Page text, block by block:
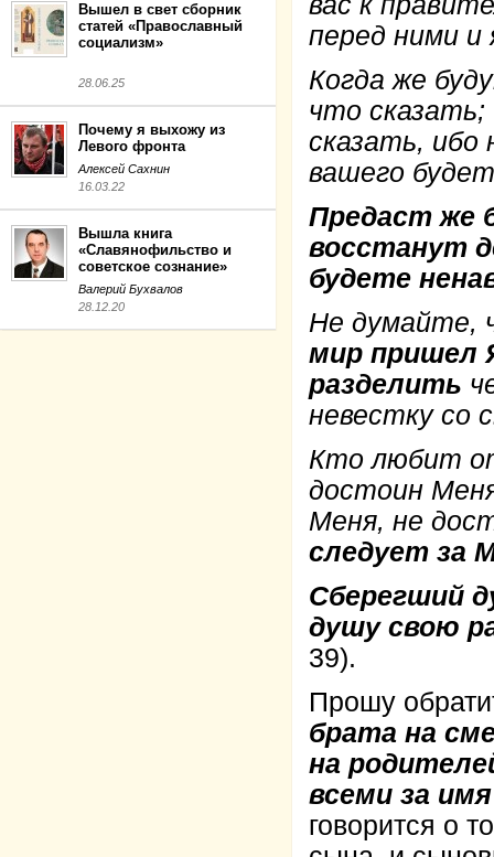
Вышел в свет сборник
статей «Православный
социализм»
28.06.25
Почему я выхожу из
Левого фронта
Алексей Сахнин
16.03.22
Вышла книга
«Славянофильство и
советское сознание»
Валерий Бухвалов
28.12.20
перед ними и
Когда же
что
сказать,
вашего
Предаст же
восстанут
будете
Не думайте,
мир пришел
разделить
невестку со
Кто любит
достоин
Меня, не
следует за
Сберегший
душу свою
39).
Прошу
брата на
на
всеми за
говорится о